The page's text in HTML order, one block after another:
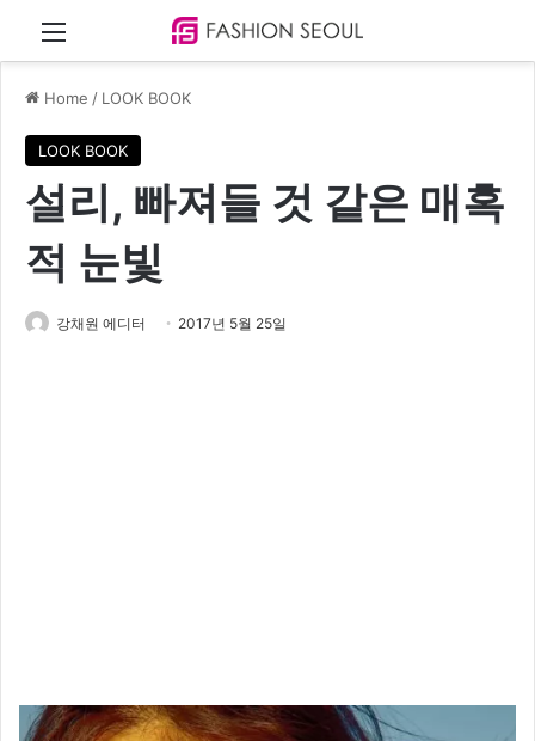
Home / LOOK BOOK
LOOK BOOK
설리, 빠져들 것 같은 매혹
적 눈빛
강채원 에디터 2017년 5월 25일